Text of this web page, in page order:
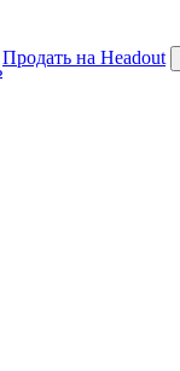
Продать на Headout